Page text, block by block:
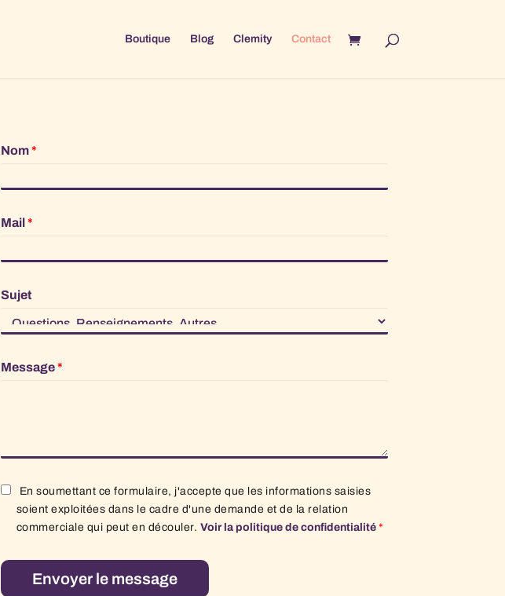
Boutique Blog Clemity Contact
Nom*
Mail *
Sujet
Message*
En soumettant ce formulaire, j'accepte que les informations saisies
soient exploitées dans le cadre d'une demande et de la relation
commerciale qui peut en découler. Voir la politique de confidentialité *